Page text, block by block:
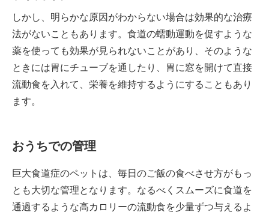
しかし、明らかな原因がわからない場合は効果的な治療
法がないこともあります。食道の蠕動運動を促すような
薬を使っても効果が見られないことがあり、そのような
ときには胃にチューブを通したり、胃に窓を開けて直接
流動食を入れて、栄養を維持するようにすることもあり
ます。
おうちでの管理
巨大食道症のペットは、毎日のご飯の食べさせ方がもっ
とも大切な管理となります。なるべくスムーズに食道を
通過するような高カロリーの流動食を少量ずつ与えるよ